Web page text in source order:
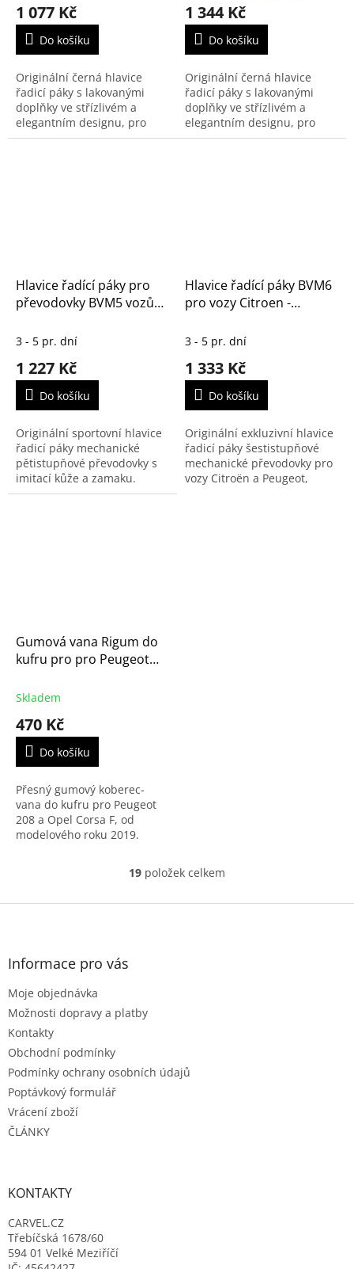
1 077 Kč
Do košíku
Originální černá hlavice
řadicí páky s lakovanými
doplňky ve střízlivém a
elegantním designu, pro
auta se šestistupňovou
1 344 Kč
Do košíku
Originální černá hlavice
řadicí páky s lakovanými
doplňky ve střízlivém a
elegantním designu, pro
auta se šestistupňovou
Hlavice řadící páky pro
převodovky BVM5 vozů
(96738471VV)
3 - 5 pr. dní
1 227 Kč
Do košíku
Originální sportovní hlavice
řadicí páky mechanické
pětistupňové převodovky s
imitací kůže a zamaku.
Hlavice řadící páky BVM6
pro vozy Citroen -
(96738472VV)
3 - 5 pr. dní
1 333 Kč
Do košíku
Originální exkluzivní hlavice
řadicí páky šestistupňové
mechanické převodovky pro
vozy Citroën a Peugeot,
Gumová vana Rigum do
kufru pro pro Peugeot
(826098)S1
Skladem
470 Kč
Do košíku
Přesný gumový koberec-
vana do kufru pro Peugeot
208 a Opel Corsa F, od
modelového roku 2019.
O
l
v
19 položek celkem
Z
Informace pro vás
Moje objednávka
Možnosti dopravy a platby
Kontakty
Obchodní podmínky
Podmínky ochrany osobních údajů
Poptávkový formulář
Vrácení zboží
ČLÁNKY
KONTAKTY
CARVEL.CZ
Třebíčská 1678/60
594 01 Velké Meziříčí